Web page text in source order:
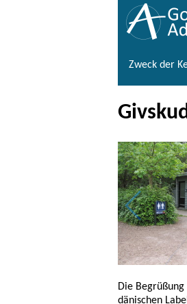
Zweck der
Die
dänischen